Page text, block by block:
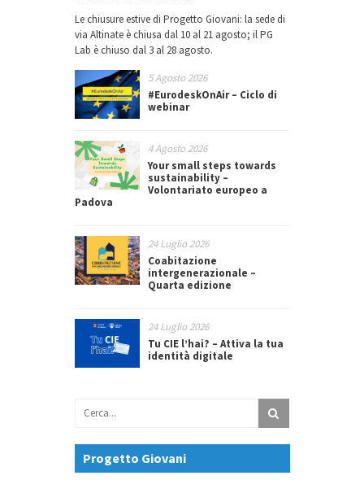
Le chiusure estive di Progetto Giovani: la sede di
via Altinate è chiusa dal 10 al 21 agosto; il PG
Lab è chiuso dal 3 al 28 agosto.
5 Agosto 2026
#EurodeskOnAir – Ciclo di
webinar
4 Agosto 2026
Your small steps towards
sustainability –
Volontariato europeo a
Padova
24 Luglio 2026
Coabitazione
intergenerazionale –
Quarta edizione
24 Luglio 2026
Tu CIE l’hai? – Attiva la tua
identità digitale
Progetto Giovani